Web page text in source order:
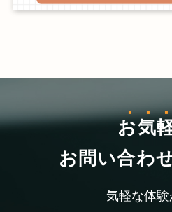
お気
お問い合わ
気軽な体験